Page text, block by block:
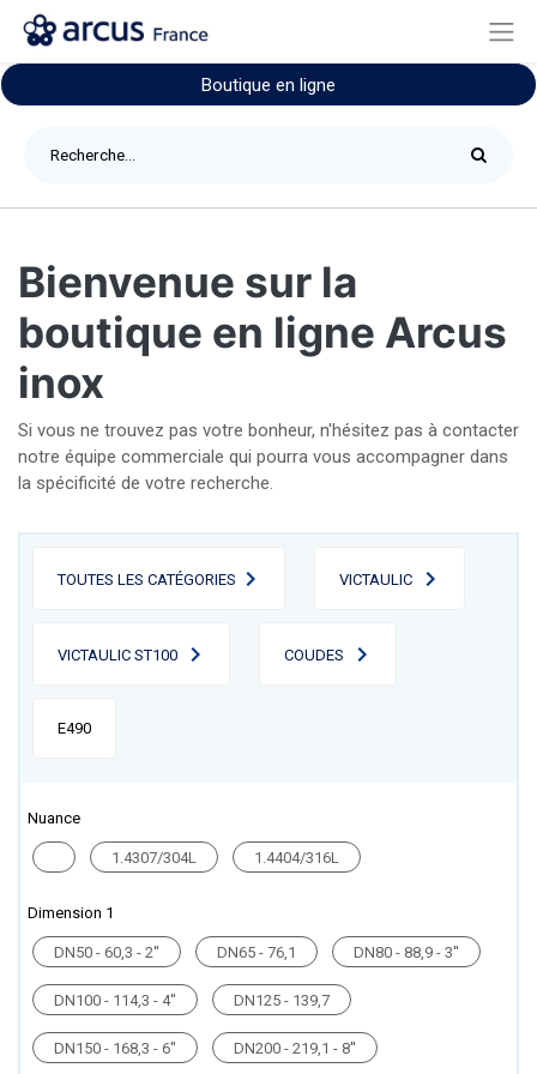
Boutique en ligne
Bienvenue sur la
boutique en ligne Arcus
inox
Si vous ne trouvez pas votre bonheur, n'hésitez pas à contacter
notre équipe commerciale qui pourra vous accompagner dans
la spécificité de votre recherche.
TOUTES LES CATÉGORIES VICTAULIC
VICTAULIC ST100 COUDES
E490
Nuance
1.4307/304L 1.4404/316L
Dimension 1
DN50 - 60,3 - 2'' DN65 - 76,1 DN80 - 88,9 - 3''
DN100 - 114,3 - 4'' DN125 - 139,7
DN150 - 168,3 - 6'' DN200 - 219,1 - 8''